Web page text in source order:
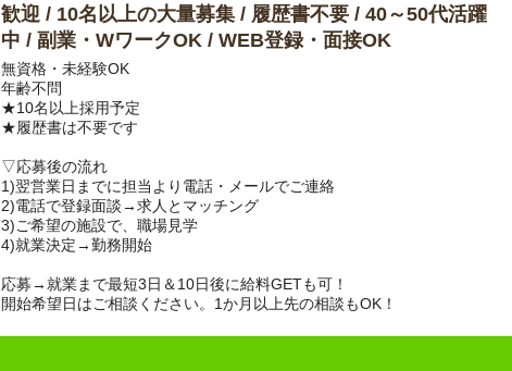
歓迎 / 10名以上の大量募集 / 履歴書不要 / 40～50代活躍
中 / 副業・WワークOK / WEB登録・面接OK
無資格・未経験OK
年齢不問
★10名以上採用予定
★履歴書は不要です
▽応募後の流れ
1)翌営業日までに担当より電話・メールでご連絡
2)電話で登録面談→求人とマッチング
3)ご希望の施設で、職場見学
4)就業決定→勤務開始
応募→就業まで最短3日＆10日後に給料GETも可！
開始希望日はご相談ください。1か月以上先の相談もOK！